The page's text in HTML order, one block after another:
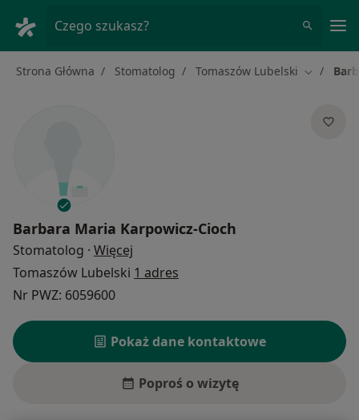
Czego szukasz?
Strona Główna Stomatolog Tomaszów Lubelski Zmień
Barbara Maria Karpowicz-Cioch
Stomatolog · Więcej
Tomaszów Lubelski 1 adres
Nr PWZ: 6059600
Pokaż dane kontaktowe
Poproś o wizytę